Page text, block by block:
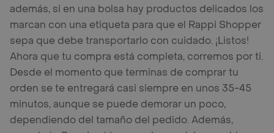
además, si en una bolsa hay productos delicados los
marcan con una etiqueta para que el Rappi Shopper
sepa que debe transportarlo con cuidado. ¡Listos!
Ahora que tu compra está completa, corremos por ti.
Desde el momento que terminas de comprar tu
orden se te entregará casi siempre en unos 35-45
minutos, aunque se puede demorar un poco,
dependiendo del tamaño del pedido. Además,